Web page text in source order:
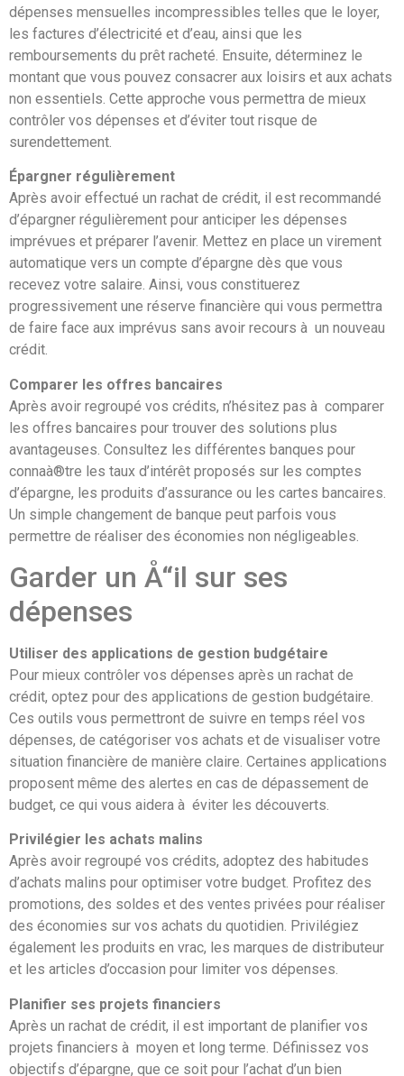
dépenses mensuelles incompressibles telles que le loyer,
les factures d’électricité et d’eau, ainsi que les
remboursements du prêt racheté. Ensuite, déterminez le
montant que vous pouvez consacrer aux loisirs et aux achats
non essentiels. Cette approche vous permettra de mieux
contrôler vos dépenses et d’éviter tout risque de
surendettement.
Épargner régulièrement
Après avoir effectué un rachat de crédit, il est recommandé
d’épargner régulièrement pour anticiper les dépenses
imprévues et préparer l’avenir. Mettez en place un virement
automatique vers un compte d’épargne dès que vous
recevez votre salaire. Ainsi, vous constituerez
progressivement une réserve financière qui vous permettra
de faire face aux imprévus sans avoir recours à un nouveau
crédit.
Comparer les offres bancaires
Après avoir regroupé vos crédits, n’hésitez pas à comparer
les offres bancaires pour trouver des solutions plus
avantageuses. Consultez les différentes banques pour
connaà®tre les taux d’intérêt proposés sur les comptes
d’épargne, les produits d’assurance ou les cartes bancaires.
Un simple changement de banque peut parfois vous
permettre de réaliser des économies non négligeables.
Garder un Å“il sur ses
dépenses
Utiliser des applications de gestion budgétaire
Pour mieux contrôler vos dépenses après un rachat de
crédit, optez pour des applications de gestion budgétaire.
Ces outils vous permettront de suivre en temps réel vos
dépenses, de catégoriser vos achats et de visualiser votre
situation financière de manière claire. Certaines applications
proposent même des alertes en cas de dépassement de
budget, ce qui vous aidera à éviter les découverts.
Privilégier les achats malins
Après avoir regroupé vos crédits, adoptez des habitudes
d’achats malins pour optimiser votre budget. Profitez des
promotions, des soldes et des ventes privées pour réaliser
des économies sur vos achats du quotidien. Privilégiez
également les produits en vrac, les marques de distributeur
et les articles d’occasion pour limiter vos dépenses.
Planifier ses projets financiers
Après un rachat de crédit, il est important de planifier vos
projets financiers à moyen et long terme. Définissez vos
objectifs d’épargne, que ce soit pour l’achat d’un bien